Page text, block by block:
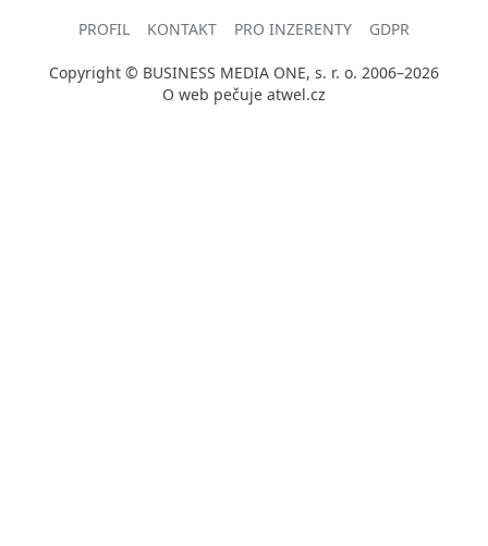
PROFIL KONTAKT PRO INZERENTY GDPR
Copyright © BUSINESS MEDIA ONE, s. r. o. 2006–2026